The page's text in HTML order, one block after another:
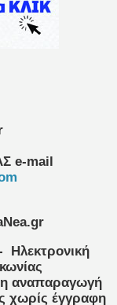
e-mail
Ηλεκτρονική
η αναπαραγωγή
χωρίς έγγραφη